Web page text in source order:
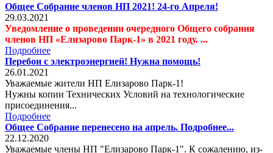
Общее Собрание членов НП 2021! 24-го Апреля!
29.03.2021
Уведомление о проведении очередного Общего собрания
членов НП «Елизарово Парк-1» в 2021 году. ...
Подробнее
Перебои с электроэнергией! Нужна помощь!
26.01.2021
Уважаемые жители НП Елизарово Парк-1!
Нужны копии Технических Условий на технологические
присоединения...
Подробнее
Общее Собрание перенесено на апрель. Подробнее...
22.12.2020
Уважаемые члены НП "Елизарово Парк-1". К сожалению, из-